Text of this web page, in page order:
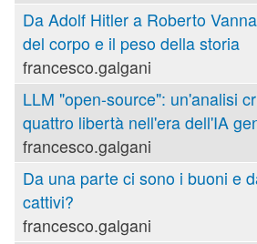
Da Adolf Hitler a Roberto
del corpo e il peso della storia
francesco.galgani
LLM "open-source": un'analisi
quattro libertà nell'era dell'IA
francesco.galgani
Da una parte ci sono i buoni e
cattivi?
francesco.galgani